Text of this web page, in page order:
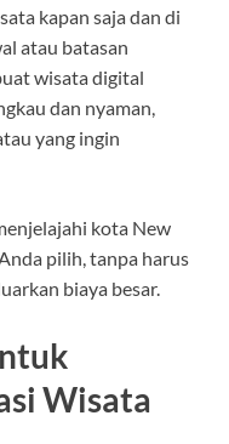
kapan saja dan di
atau batasan
wisata digital
dan nyaman,
yang ingin
kota New
pilih, tanpa harus
biaya besar.
Wisata